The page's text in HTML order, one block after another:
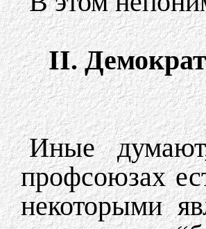
II.
Иные
профсоюзах
некоторыми